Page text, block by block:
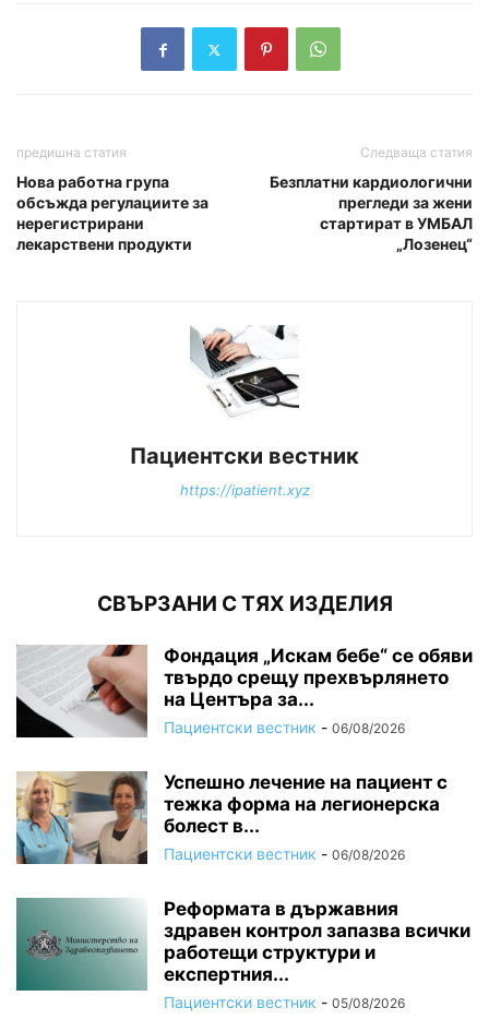
предишна статия
Нова работна група
обсъжда регулациите за
нерегистрирани
лекарствени продукти
Следваща статия
Безплатни кардиологични
прегледи за жени
стартират в УМБАЛ
„Лозенец“
Пациентски вестник
https://ipatient.xyz
СВЪРЗАНИ С ТЯХ ИЗДЕЛИЯ
Фондация „Искам бебе“ се обяви
твърдо срещу прехвърлянето
на Центъра за...
Пациентски вестник - 06/08/2026
Успешно лечение на пациент с
тежка форма на легионерска
болест в...
Пациентски вестник - 06/08/2026
Реформата в държавния
здравен контрол запазва всички
работещи структури и
експертния...
Пациентски вестник - 05/08/2026